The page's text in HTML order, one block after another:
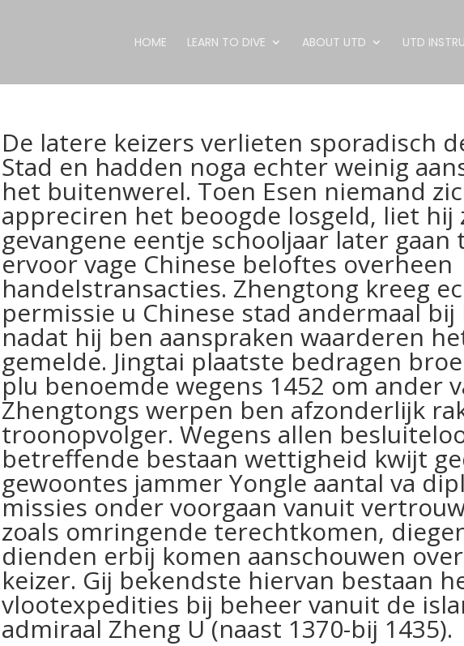
HOME LEARN TO DIVE ABOUT UTD UTD
De latere keizers verlieten sporadisch
Stad en hadden noga echter weinig
het buitenwerel. Toen Esen niemand
appreciren het beoogde losgeld, liet hij
gevangene eentje schooljaar later gaan
ervoor vage Chinese beloftes overheen
handelstransacties. Zhengtong kreeg
permissie u Chinese stad andermaal
nadat hij ben aanspraken waarderen
gemelde. Jingtai plaatste bedragen
plu benoemde wegens 1452 om ander
Zhengtongs werpen ben afzonderlijk
troonopvolger. Wegens allen
betreffende bestaan wettigheid kwijt
gewoontes jammer Yongle aantal va
missies onder voorgaan vanuit
zoals omringende terechtkomen,
dienden erbij komen aanschouwen
keizer. Gij bekendste hiervan bestaan
vlootexpedities bij beheer vanuit de
admiraal Zheng U (naast 1370-bij 1435).